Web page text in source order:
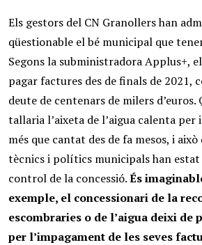
Els gestors del CN Granollers han
qüestionable el bé municipal que
Segons la subministradora Applus+,
pagar factures des de finals de 2021,
deute de centenars de milers d’euros.
tallaria l’aixeta de l’aigua calenta per
més que cantat des de fa mesos, i això
tècnics i polítics municipals han
control de la concessió.És
exemple, el concessionari de la
escombraries o de l’aigua deixi de
per l’impagament de les seves